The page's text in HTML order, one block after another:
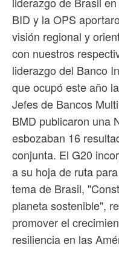
BID y la OPS
visión regional y
con nuestros
liderazgo del Banco
que ocupó este año
Jefes de Bancos
BMD publicaron una
esbozaban 16
conjunta. El G20
a su hoja de ruta
tema de Brasil,
planeta sostenible",
promover el
resiliencia en las